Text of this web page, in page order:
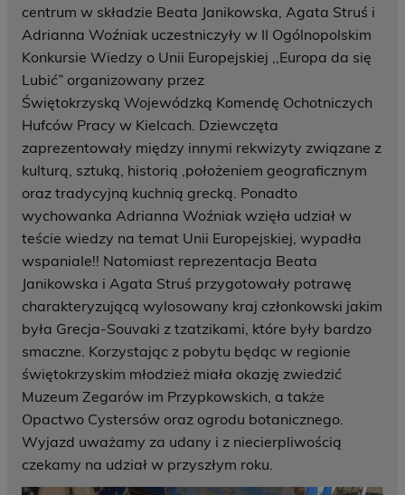
centrum w składzie Beata Janikowska, Agata Struś i
Adrianna Woźniak uczestniczyły w II Ogólnopolskim
Konkursie Wiedzy o Unii Europejskiej ,,Europa da się
Lubić” organizowany przez
Świętokrzyską Wojewódzką Komendę Ochotniczych
Hufców Pracy w Kielcach. Dziewczęta
zaprezentowały między innymi rekwizyty związane z
kulturą, sztuką, historią ,położeniem geograficznym
oraz tradycyjną kuchnią grecką. Ponadto
wychowanka Adrianna Woźniak wzięła udział w
teście wiedzy na temat Unii Europejskiej, wypadła
wspaniale!! Natomiast reprezentacja Beata
Janikowska i Agata Struś przygotowały potrawę
charakteryzującą wylosowany kraj członkowski jakim
była Grecja-Souvaki z tzatzikami, które były bardzo
smaczne. Korzystając z pobytu będąc w regionie
świętokrzyskim młodzież miała okazję zwiedzić
Muzeum Zegarów im Przypkowskich, a także
Opactwo Cystersów oraz ogrodu botanicznego.
Wyjazd uważamy za udany i z niecierpliwością
czekamy na udział w przyszłym roku.